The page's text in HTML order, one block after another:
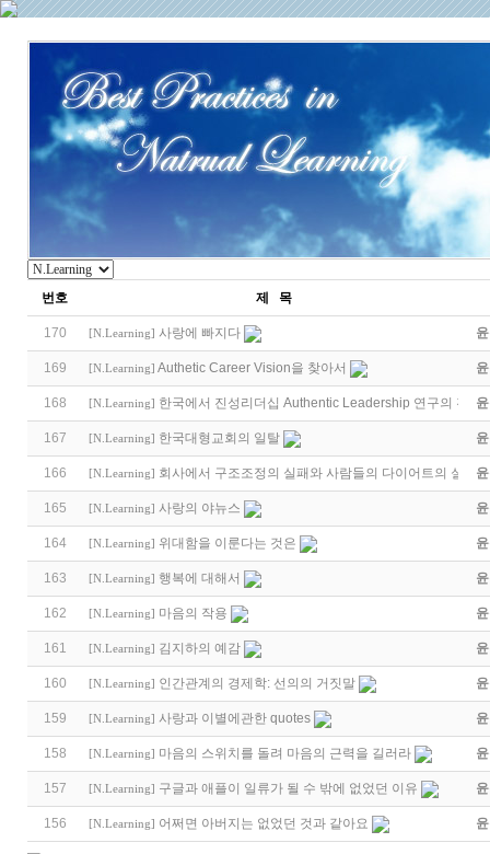
번호 제 목
170 [N.Learning] 사랑에 빠지다
169 [N.Learning] Authetic Career Vision을 찾아서
168 [N.Learning] 한국에서 진성리더십 Authentic Leadership 연구의 전망
167 [N.Learning] 한국대형교회의 일탈
166 [N.Learning] 회사에서 구조조정의 실패와 사람들의 다이어트의 실패
165 [N.Learning] 사랑의 야뉴스
164 [N.Learning] 위대함을 이룬다는 것은
163 [N.Learning] 행복에 대해서
162 [N.Learning] 마음의 작용
161 [N.Learning] 김지하의 예감
160 [N.Learning] 인간관계의 경제학: 선의의 거짓말
159 [N.Learning] 사랑과 이별에관한 quotes
158 [N.Learning] 마음의 스위치를 돌려 마음의 근력을 길러라
157 [N.Learning] 구글과 애플이 일류가 될 수 밖에 없었던 이유
156 [N.Learning] 어쩌면 아버지는 없었던 것과 같아요